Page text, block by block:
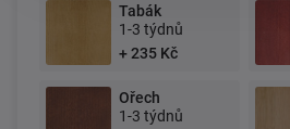
Tabák
1-3 týdnů
+ 235 Kč
Ořech
1-3 týdnů